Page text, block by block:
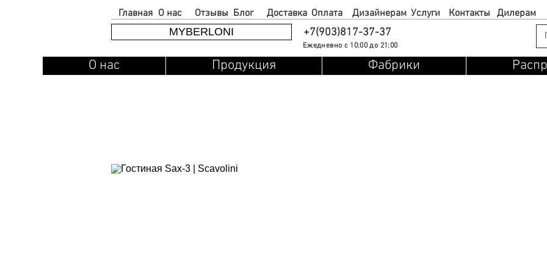
Главная Доставка
О нас Отзывы Блог Оплата Дилерам
Дизайнерам Услуги
Контакты
MYBERLONI
+7(903)817-37-37
Ежедневно с 10:00 до 21:00
О нас Продукция Фабрики